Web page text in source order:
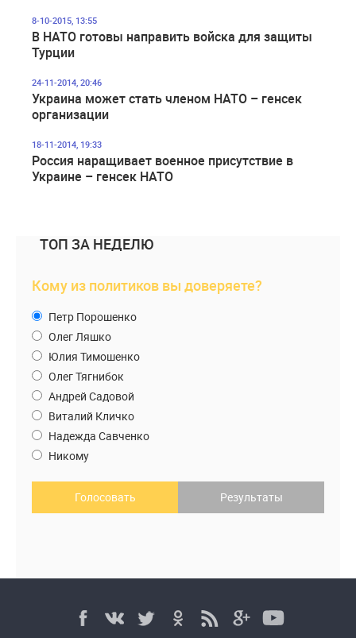
8-10-2015, 13:55
В НАТО готовы направить войска для защиты
Турции
24-11-2014, 20:46
Украина может стать членом НАТО – генсек
организации
18-11-2014, 19:33
Россия наращивает военное присутствие в
Украине – генсек НАТО
ТОП ЗА НЕДЕЛЮ
Кому из политиков вы доверяете?
Петр Порошенко
Олег Ляшко
Юлия Тимошенко
Олег Тягнибок
Андрей Садовой
Виталий Кличко
Надежда Савченко
Никому
Голосовать Результаты